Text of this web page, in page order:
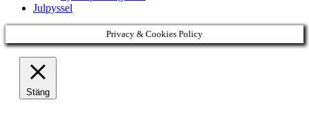
Julpyssel
Privacy & Cookies Policy
Stäng